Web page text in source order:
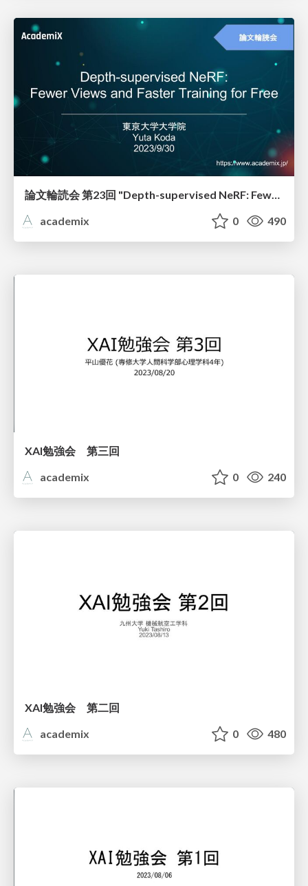
論文輪読会 第23回 "Depth-supervised NeRF: Fewer Views and Faster Training for Free"
academix
0 490
XAI勉強会 第三回
academix
0 240
XAI勉強会 第二回
academix
0 480